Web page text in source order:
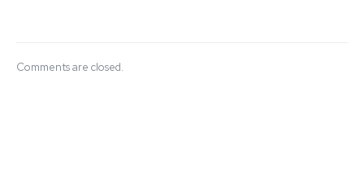
Comments are closed.